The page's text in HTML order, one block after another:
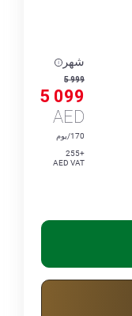
شهر
5 999
5 099
AED
170/يوم
+255
AED VAT